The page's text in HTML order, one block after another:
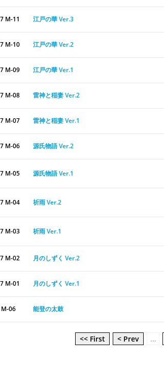
M-11 江戸の華 Ver.3
M-10 江戸の華 Ver.2
M-09 江戸の華 Ver.1
M-08 雷神と稲妻 Ver.2
M-07 雷神と稲妻 Ver.1
M-06 源氏物語 Ver.2
M-05 源氏物語 Ver.1
M-04 祈雨 Ver.2
M-03 祈雨 Ver.1
M-02 月のしずく Ver.2
M-01 月のしずく Ver.1
06 能登の太鼓
<< First < Prev …